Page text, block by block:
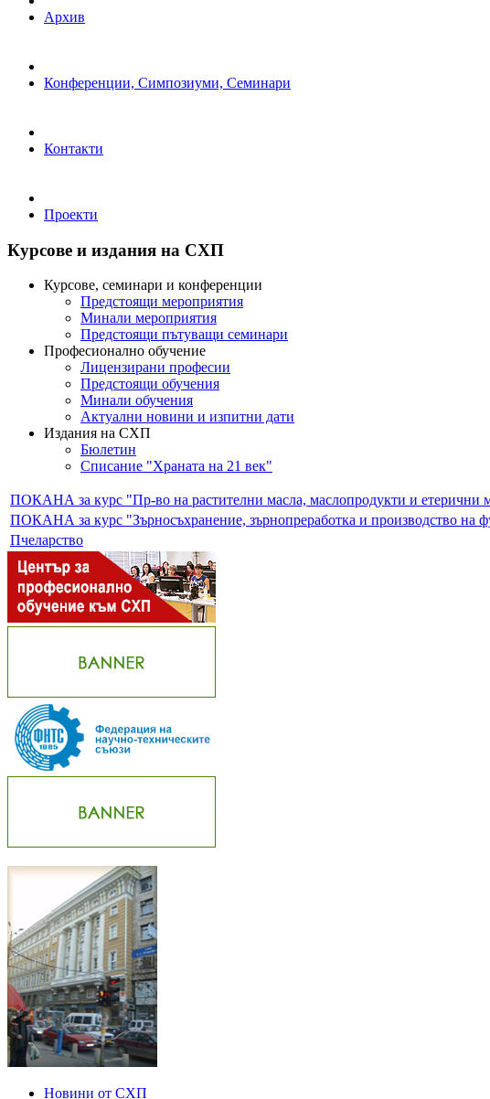
Архив
Конференции, Симпозиуми, Семинари
Контакти
Проекти
Курсове и издания на СХП
Курсове, семинари и конференции
Предстоящи мероприятия
Минали мероприятия
Предстоящи пътуващи семинари
Професионално обучение
Лицензирани професии
Предстоящи обучения
Минали обучения
Актуални новини и изпитни дати
Издания на СХП
Бюлетин
Списание "Храната на 21 век"
ПОКАНА за курс "Пр-во на растителни масла, маслопродукти и етерични
ПОКАНА за курс "Зърносъхранение, зърнопреработка и производство на
Пчеларство
Новини от СХП